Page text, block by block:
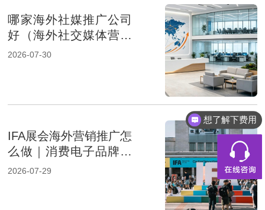
哪家海外社媒推广公司
好（海外社交媒体营销
服务商推荐）
2026-07-30
IFA展会海外营销推广怎
么做｜消费电子品牌借
助海外营销提升展会影
2026-07-29
想了解下费用